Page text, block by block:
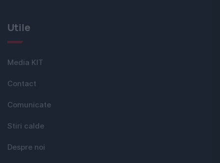
Utile
Media KIT
Contact
Comunicate
Stiri calde
Despre noi